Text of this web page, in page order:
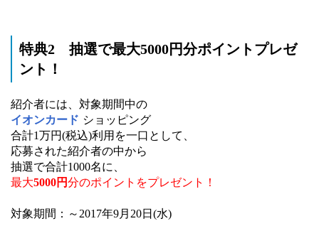
特典2 抽選で最大5000円分ポイントプレゼ
ント！
紹介者には、対象期間中の
イオンカード ショッピング
合計1万円(税込)利用を一口として、
応募された紹介者の中から
抽選で合計1000名に、
最大5000円分のポイントをプレゼント！
対象期間：～2017年9月20日(水)